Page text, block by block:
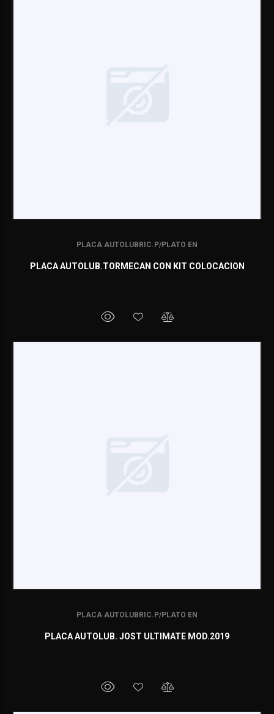
PLACA AUTOLUBRIC.P/PLATO EN
PLACA AUTOLUB.TORMECAN CON KIT COLOCACION
PLACA AUTOLUBRIC.P/PLATO EN
PLACA AUTOLUB. JOST ULTIMATE MOD.2019